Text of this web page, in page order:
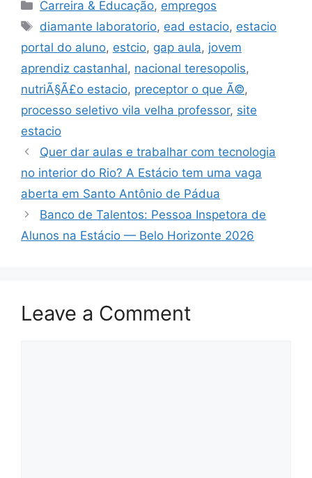
Carreira & Educação, empregos
Tags
diamante laboratorio, ead estacio, estacio
portal do aluno, estcio, gap aula, jovem
aprendiz castanhal, nacional teresopolis,
nutriÃ§Ã£o estacio, preceptor o que Ã©,
processo seletivo vila velha professor, site
estacio
Quer dar aulas e trabalhar com tecnologia
no interior do Rio? A Estácio tem uma vaga
aberta em Santo Antônio de Pádua
Banco de Talentos: Pessoa Inspetora de
Alunos na Estácio — Belo Horizonte 2026
Leave a Comment